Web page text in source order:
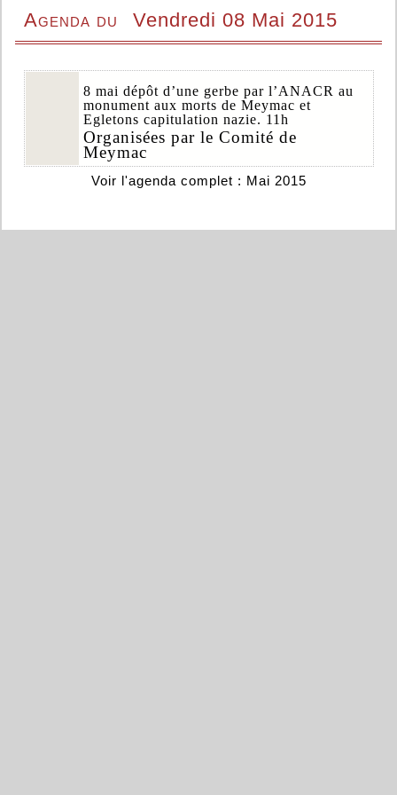
Agenda du Vendredi 08 Mai 2015
8 mai dépôt d’une gerbe par l’ANACR au
monument aux morts de Meymac et
Egletons capitulation nazie. 11h
Organisées par le Comité de
Meymac
Voir l'agenda complet : Mai 2015